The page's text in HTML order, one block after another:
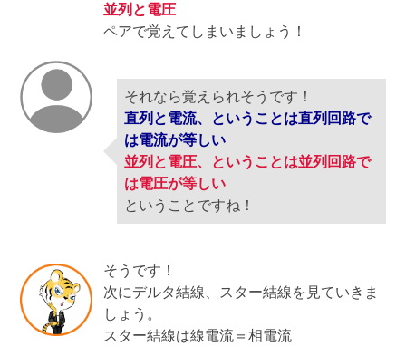
並列と電圧
ペアで覚えてしまいましょう！
それなら覚えられそうです！
直列と電流、ということは直列回路で
は電流が等しい
並列と電圧、ということは並列回路で
は電圧が等しい
ということですね！
そうです！
次にデルタ結線、スター結線を見ていきま
しょう。
スター結線は線電流＝相電流